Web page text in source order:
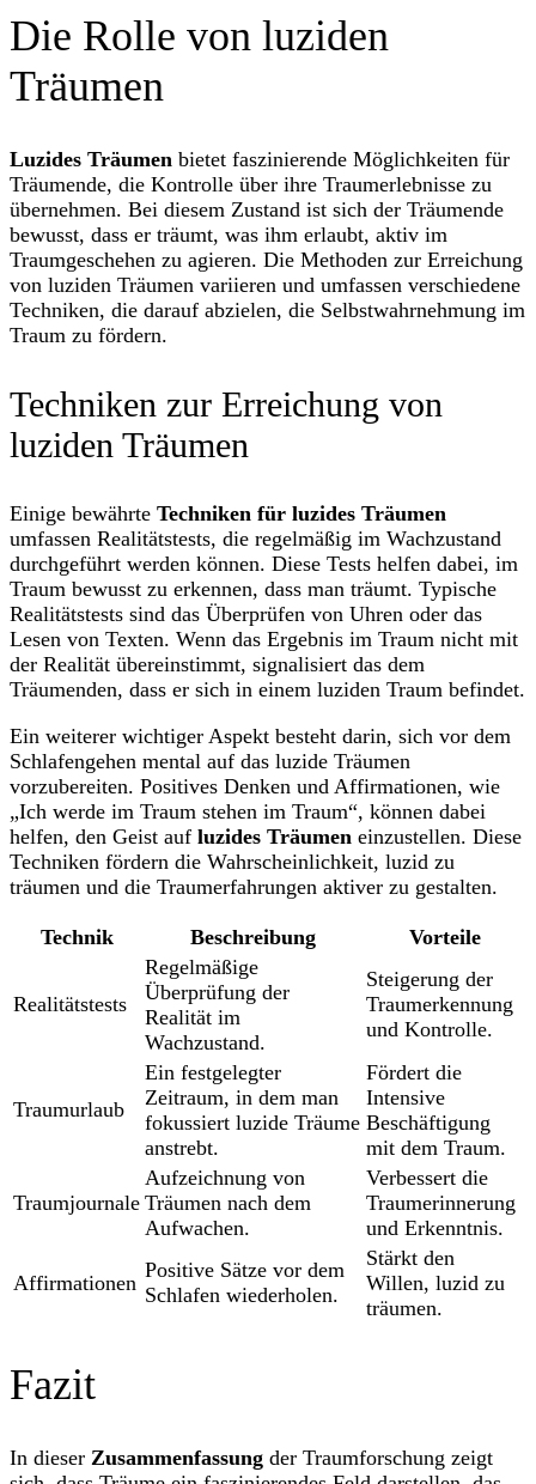
Die Rolle von luziden
Träumen
Luzides Träumen bietet faszinierende Möglichkeiten für
Träumende, die Kontrolle über ihre Traumerlebnisse zu
übernehmen. Bei diesem Zustand ist sich der Träumende
bewusst, dass er träumt, was ihm erlaubt, aktiv im
Traumgeschehen zu agieren. Die Methoden zur Erreichung
von luziden Träumen variieren und umfassen verschiedene
Techniken, die darauf abzielen, die Selbstwahrnehmung im
Traum zu fördern.
Techniken zur Erreichung von
luziden Träumen
Einige bewährte Techniken für luzides Träumen
umfassen Realitätstests, die regelmäßig im Wachzustand
durchgeführt werden können. Diese Tests helfen dabei, im
Traum bewusst zu erkennen, dass man träumt. Typische
Realitätstests sind das Überprüfen von Uhren oder das
Lesen von Texten. Wenn das Ergebnis im Traum nicht mit
der Realität übereinstimmt, signalisiert das dem
Träumenden, dass er sich in einem luziden Traum befindet.
Ein weiterer wichtiger Aspekt besteht darin, sich vor dem
Schlafengehen mental auf das luzide Träumen
vorzubereiten. Positives Denken und Affirmationen, wie
„Ich werde im Traum stehen im Traum“, können dabei
helfen, den Geist auf luzides Träumen einzustellen. Diese
Techniken fördern die Wahrscheinlichkeit, luzid zu
träumen und die Traumerfahrungen aktiver zu gestalten.
Technik Beschreibung Vorteile
Realitätstests
Regelmäßige
Überprüfung der
Realität im
Wachzustand.
Steigerung der
Traumerkennung
und Kontrolle.
Traumurlaub
Ein festgelegter
Zeitraum, in dem man
fokussiert luzide Träume
anstrebt.
Fördert die
Intensive
Beschäftigung
mit dem Traum.
Traumjournale
Aufzeichnung von
Träumen nach dem
Aufwachen.
Verbessert die
Traumerinnerung
und Erkenntnis.
Affirmationen
Positive Sätze vor dem
Schlafen wiederholen.
Stärkt den
Willen, luzid zu
träumen.
Fazit
In dieser Zusammenfassung der Traumforschung zeigt